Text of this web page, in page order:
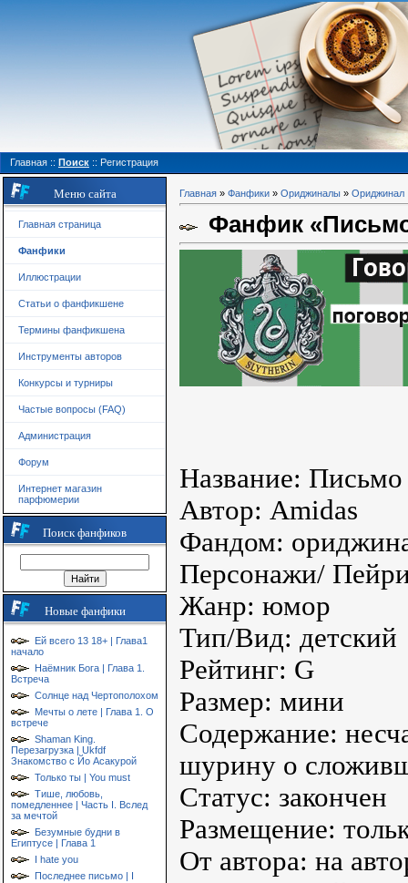
Главная :: Поиск :: Регистрация
Меню сайта
Главная страница
Фанфики
Иллюстрации
Статьи о фанфикшене
Термины фанфикшена
Инструменты авторов
Конкурсы и турниры
Частые вопросы (FAQ)
Администрация
Форум
Интернет магазин
парфюмерии
Поиск фанфиков
Новые фанфики
Ей всего 13 18+ | Глава1
начало
Наёмник Бога | Глава 1.
Встреча
Солнце над Чертополохом
Мечты о лете | Глава 1. О
встрече
Shaman King.
Перезагрузка | Ukfdf
Знакомство с Йо Асакурой
Только ты | You must
Тише, любовь,
помедленнее | Часть I. Вслед
за мечтой
Безумные будни в
Египтусе | Глава 1
I hate you
Последнее письмо | I
Главная » Фанфики » Ориджиналы » Ориджинал
Фанфик
Название:
Автор: Amidas
Фандом:
Персонажи/
Жанр: юмор
Тип/Вид: детский
Рейтинг: G
Размер: мини
Содержание:
шурину о
Статус: закончен
Размещение:
От автора: на